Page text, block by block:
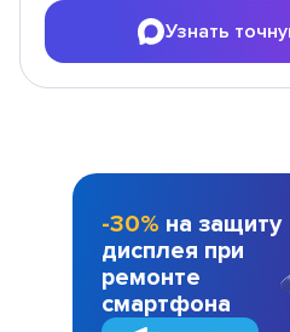
Узнать
-30% на защиту
дисплея при
ремонте
смартфона